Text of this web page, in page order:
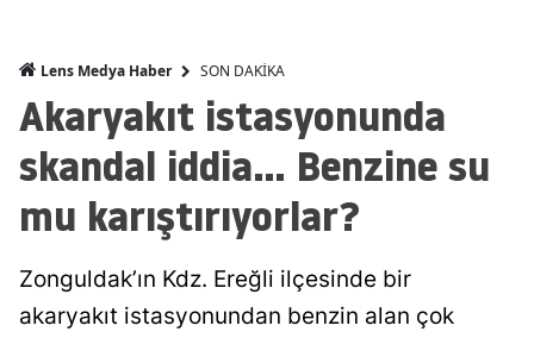
Lens Medya Haber SON DAKİKA
Akaryakıt istasyonunda
skandal iddia... Benzine su
mu karıştırıyorlar?
Zonguldak’ın Kdz. Ereğli ilçesinde bir
akaryakıt istasyonundan benzin alan çok